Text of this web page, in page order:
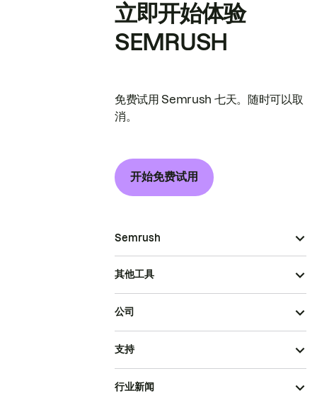
立即开始体验
SEMRUSH
免费试用 Semrush 七天。随时可以取
消。
开始免费试用
Semrush
其他工具
公司
支持
行业新闻